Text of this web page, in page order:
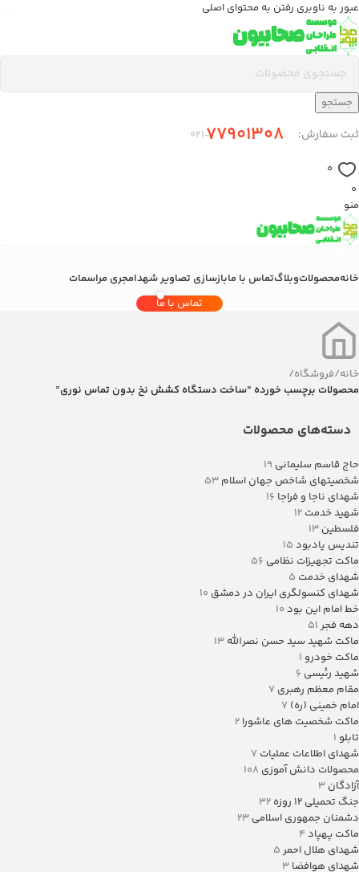
عبور به ناوبری رفتن به محتوای اصلی
جستجو
ثبت سفارش: 77901308
-۰21
0
0
منو
خانهمحصولاتوبلاگتماس با مابازسازی تصاویر شهدامجری مراسمات
تماس با ما
خانه/فروشگاه/
محصولات برچسب خورده “ساخت دستگاه کشش نخ بدون تماس نوری”
دسته‌های محصولات
حاج قاسم سلیمانی 19
شخصیتهای شاخص جهان اسلام 53
شهدای ناجا و فراجا 16
شهید خدمت 12
فلسطین 13
تندیس یادبود 15
ماکت تجهیزات نظامی 56
شهدای خدمت 5
شهدای کنسولگری ایران در دمشق 10
خط امام این بود 10
دهه فجر 51
ماکت شهید سید حسن نصرالله 13
ماکت خودرو 1
شهید رئیسی 6
مقام معظم رهبری 7
امام خمینی (ره) 7
ماکت شخصیت های عاشورا 2
تابلو 1
شهدای اطلاعات عملیات 7
محصولات دانش آموزی 108
آزادگان 3
جنگ تحمیلی 12 روزه
32
دشمنان جمهوری اسلامی 23
ماکت پهپاد4
شهدای هلال احمر 5
شهدای هوافضا 3